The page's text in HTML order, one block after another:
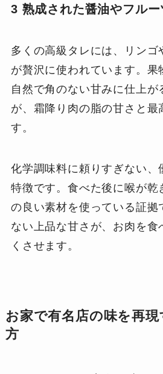
3 熟成された醤油やフル
多くの高級タレには、リンゴ
が贅沢に使われています。果
自然で角のない甘みに仕上が
が、霜降り肉の脂の甘さと最
す。
化学調味料に頼りすぎない、
特徴です。食べた後に喉が乾
の良い素材を使っている証拠
ない上品な甘さが、お肉を食
くさせます。
お家で有名店の味を再
方